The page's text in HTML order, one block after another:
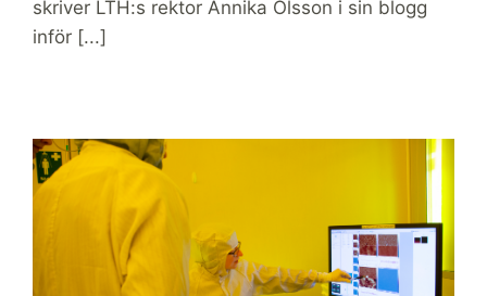
skriver LTH:s rektor Annika Olsson i sin blogg
inför [...]